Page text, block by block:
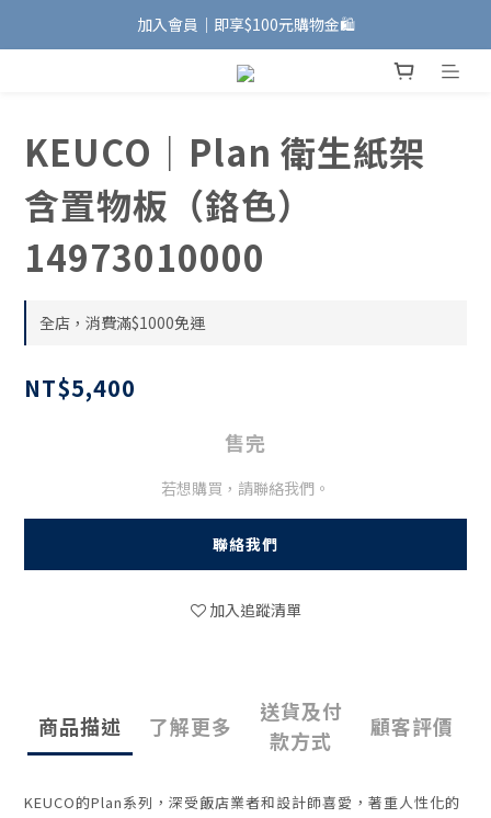
加入會員｜即享$100元購物金🛍️
加入會員｜即享$100元購物金🛍️
安裝維修服務｜Line ID @885wywfl
加入會員｜即享$100元購物金🛍️
KEUCO｜Plan 衛生紙架
含置物板（鉻色）
14973010000
全店，消費滿$1000免運
NT$5,400
售完
若想購買，請聯絡我們。
聯絡我們
加入追蹤清單
商品描述 了解更多
送貨及付
款方式
顧客評價
KEUCO的Plan系列，深受飯店業者和設計師喜愛，著重人性化的